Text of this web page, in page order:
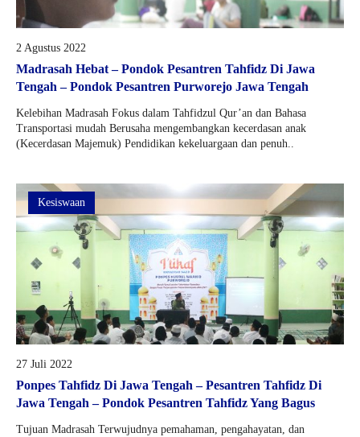
2 Agustus 2022
Madrasah Hebat – Pondok Pesantren Tahfidz Di Jawa
Tengah – Pondok Pesantren Purworejo Jawa Tengah
Kelebihan Madrasah Fokus dalam Tahfidzul Qur’an dan Bahasa
Transportasi mudah Berusaha mengembangkan kecerdasan anak
(Kecerdasan Majemuk) Pendidikan kekeluargaan dan penuh..
Kesiswaan
27 Juli 2022
Ponpes Tahfidz Di Jawa Tengah – Pesantren Tahfidz Di
Jawa Tengah – Pondok Pesantren Tahfidz Yang Bagus
Tujuan Madrasah Terwujudnya pemahaman, pengahayatan, dan